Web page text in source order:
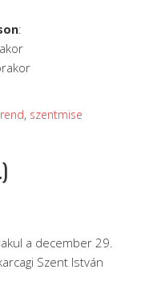
:
, szentmise
a december 29.
Szent István